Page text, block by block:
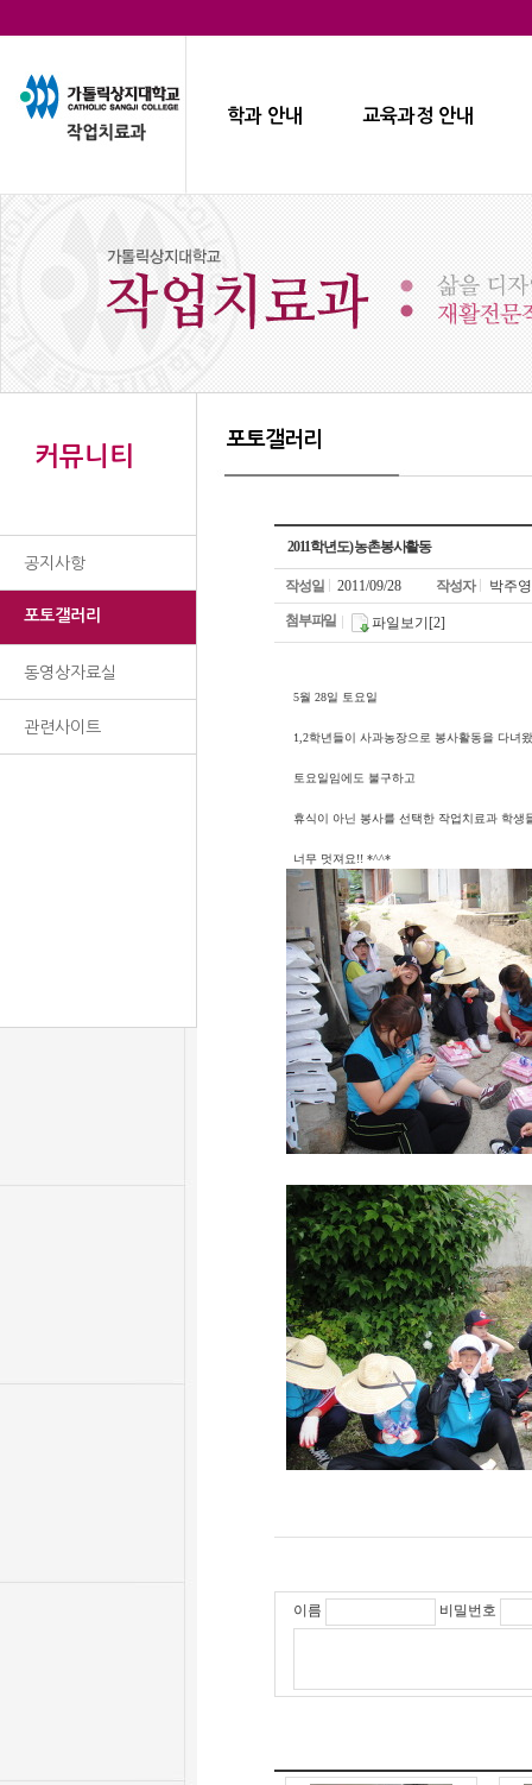
학과 안내 교육과정 안내
커뮤니티
공지사항
포토갤러리
동영상자료실
관련사이트
포토갤러리
2011학년도) 농촌봉사활동
작성일 2011/09/28 작성자 박주영
첨부파일 파일보기[2]
5월 28일 토요일
1,2학년들이 사과농장으로 봉사활동을 다녀
토요일임에도 불구하고
휴식이 아닌 봉사를 선택한 작업치료과 학생
너무 멋져요!! *^^*
이름 비밀번호